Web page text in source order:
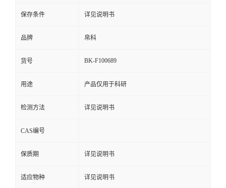
保存条件 详见说明书
品牌 帛科
货号 BK-F100689
用途 产品仅用于科研
检测方法 详见说明书
CAS编号
保质期 详见说明书
适应物种 详见说明书